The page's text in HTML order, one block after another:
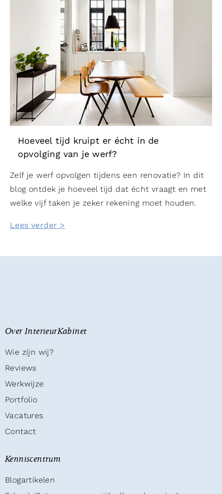
Hoeveel tijd kruipt er écht in de
opvolging van je werf?
Zelf je werf opvolgen tijdens een renovatie? In dit
blog ontdek je hoeveel tijd dat écht vraagt en met
welke vijf taken je zeker rekening moet houden.
Lees verder >
Over InterieurKabinet
Wie zijn wij?
Reviews
Werkwijze
Portfolio
Vacatures
Contact
Kenniscentrum
Blogartikelen